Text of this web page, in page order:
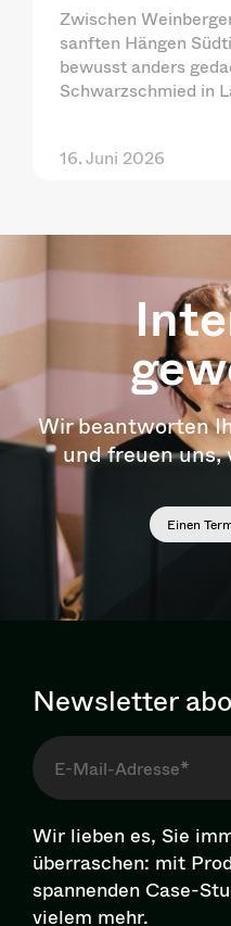
Zwischen
sanften Hängen
bewusst anders
Schwarzschmied in
16. Juni 2026
Wir beantworten
und freuen uns,
Einen
Newsletter
Wir lieben es, Sie
überraschen: mit
spannenden Case-
vielem mehr.